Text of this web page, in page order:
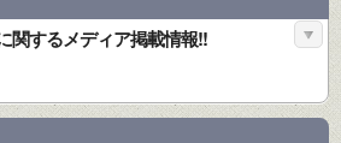
関するメディア掲載情報!!